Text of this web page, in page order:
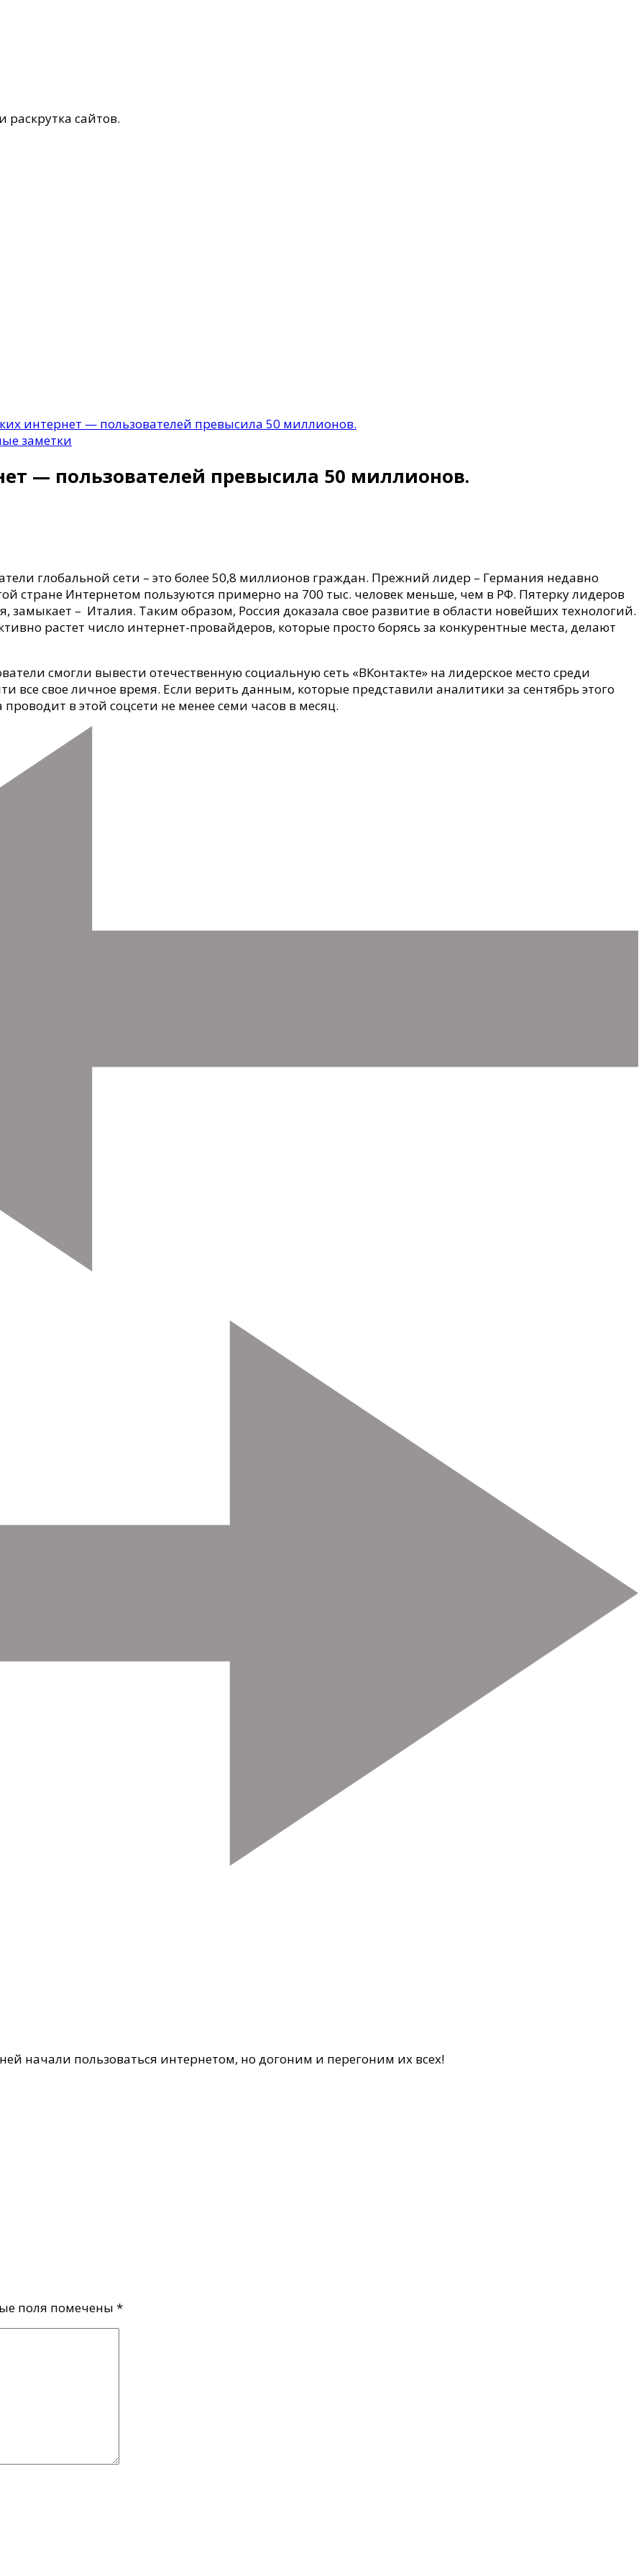
сайтов.
интернет — пользователей превысила 50 миллионов.
заметки
— пользователей превысила 50 миллионов.
глобальной сети – это более 50,8 миллионов граждан. Прежний лидер – Германия недавно
стране Интернетом пользуются примерно на 700 тыс. человек меньше, чем в РФ. Пятерку лидеров
– Италия. Таким образом, Россия доказала свое развитие в области новейших технологий.
растет число интернет-провайдеров, которые просто борясь за конкурентные места, делают
смогли вывести отечественную социальную сеть «ВКонтакте» на лидерское место среди
все свое личное время. Если верить данным, которые представили аналитики за сентябрь этого
в этой соцсети не менее семи часов в месяц.
начали пользоваться интернетом, но догоним и перегоним их всех!
поля помечены *